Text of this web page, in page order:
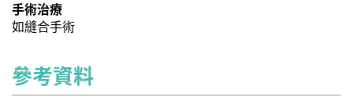
手術治療
如縫合手術
參考資料